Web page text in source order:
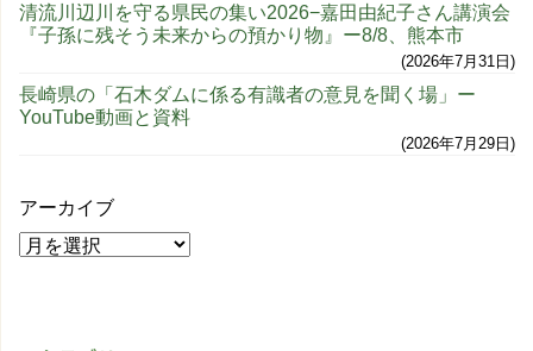
清流川辺川を守る県民の集い2026−嘉田由紀子さん講演会
『子孫に残そう未来からの預かり物』ー8/8、熊本市
2026年7月31日
長崎県の「石木ダムに係る有識者の意見を聞く場」ー
YouTube動画と資料
2026年7月29日
アーカイブ